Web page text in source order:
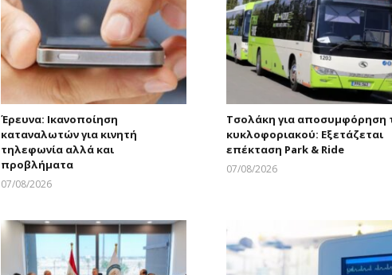
Έρευνα: Ικανοποίηση
καταναλωτών για κινητή
τηλεφωνία αλλά και
προβλήματα
07/08/2026
Τσολάκη για αποσυμφόρηση
κυκλοφοριακού: Εξετάζεται
επέκταση Park & Ride
07/08/2026